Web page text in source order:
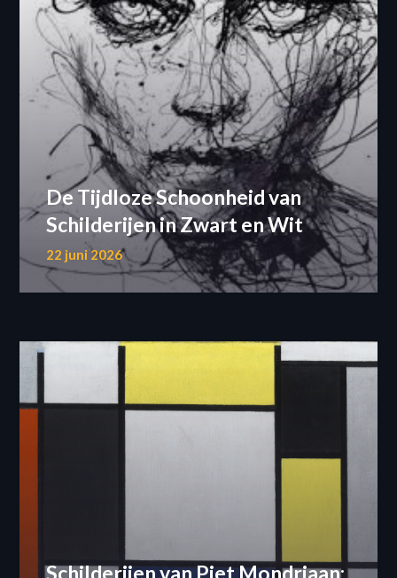
De Tijdloze Schoonheid van
Schilderijen in Zwart en Wit
22 juni 2026
Schilderijen van Piet Mondriaan: